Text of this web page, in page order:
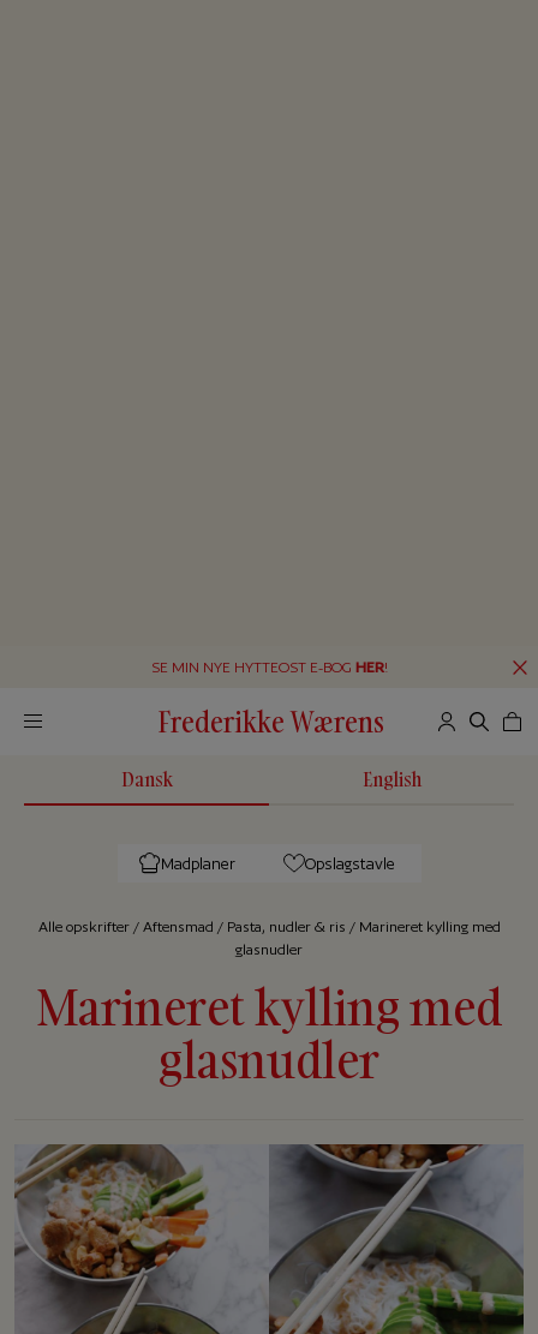
SE MIN NYE HYTTEOST E-BOG HER!
Frederikke Wærens
Dansk English
Madplaner Opslagstavle
Alle op­skrif­ter/ Aftensmad / Pasta, nudler & ris / Marineret kylling med
glasnudler
Marineret kylling med
glasnudler